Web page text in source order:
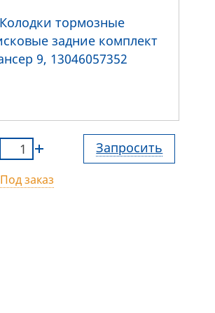
Запросить
Под заказ